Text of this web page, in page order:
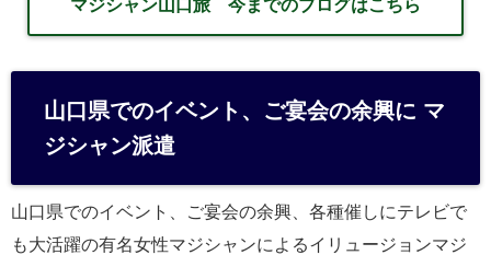
マジシャン山口旅 今までのブログはこちら
山口県でのイベント、ご宴会の余興に マ
ジシャン派遣
山口県でのイベント、ご宴会の余興、各種催しにテレビで
も大活躍の有名女性マジシャンによるイリュージョンマジ